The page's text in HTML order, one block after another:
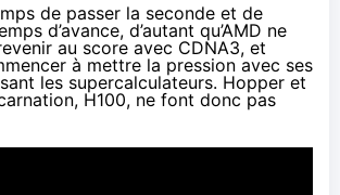
de passer la seconde et de
d’avance, d’autant qu’AMD ne
au score avec CDNA3, et
à mettre la pression avec ses
les supercalculateurs. Hopper et
H100, ne font donc pas